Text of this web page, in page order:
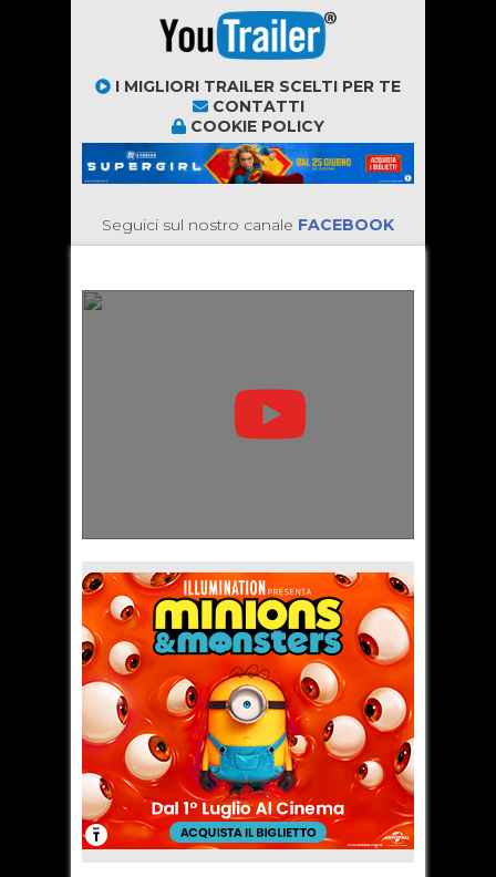
I MIGLIORI TRAILER SCELTI PER TE
CONTATTI
COOKIE POLICY
Seguici sul nostro canale FACEBOOK